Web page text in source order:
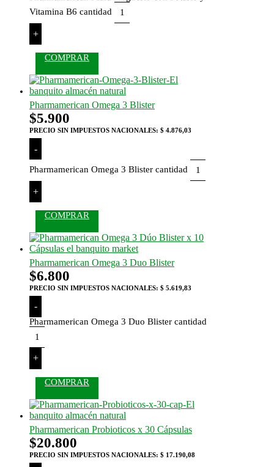
Vitamina B6 cantidad
+
COMPRAR
Pharmamerican Omega 3 Blister
$5.900
PRECIO SIN IMPUESTOS NACIONALES: $ 4.876,03
-
Pharmamerican Omega 3 Blister cantidad
+
COMPRAR
Pharmamerican Omega 3 Duo Blister
$6.800
PRECIO SIN IMPUESTOS NACIONALES: $ 5.619,83
-
Pharmamerican Omega 3 Duo Blister cantidad
+
COMPRAR
Pharmamerican Probioticos x 30 Cápsulas
$20.800
PRECIO SIN IMPUESTOS NACIONALES: $ 17.190,08